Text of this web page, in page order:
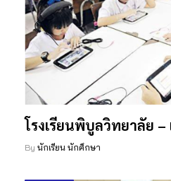
โรงเรียนพิบูลวิทยาลัย
By นักเรียน นักศึกษา